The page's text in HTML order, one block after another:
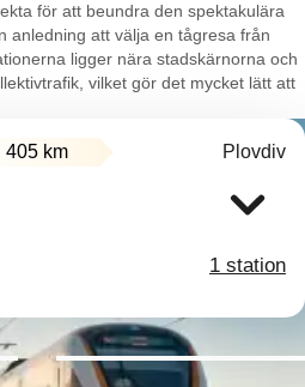
för att beundra den spektakulära
anledning att välja en tågresa från
ligger nära stadskärnorna och
vilket gör det mycket lätt att
405 km Plovdiv
1 station